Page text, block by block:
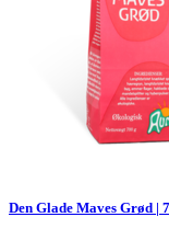
Den Glade Maves Grød |